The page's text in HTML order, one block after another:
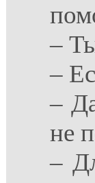
–
–
–
не
–